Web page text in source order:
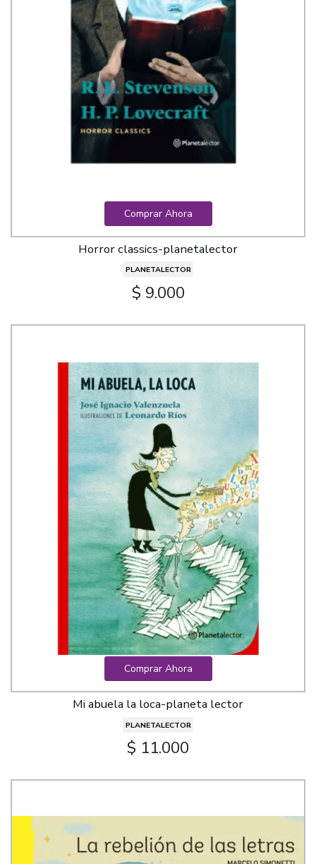
Comprar Ahora
Horror classics-planetalector
PLANETALECTOR
$ 9.000
Comprar Ahora
Mi abuela la loca-planeta lector
PLANETALECTOR
$ 11.000